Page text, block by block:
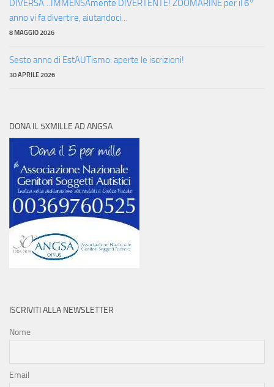
DIVERSA…IMMENSAmente DIVERTENTE! ZOOMARINE per il 6°
anno vi fa divertire, aiutandoci…
8 MAGGIO 2026
Sesto anno di EstAUTismo: aperte le iscrizioni!
30 APRILE 2026
DONA IL 5XMILLE AD ANGSA
ISCRIVITI ALLA NEWSLETTER
Nome
Email